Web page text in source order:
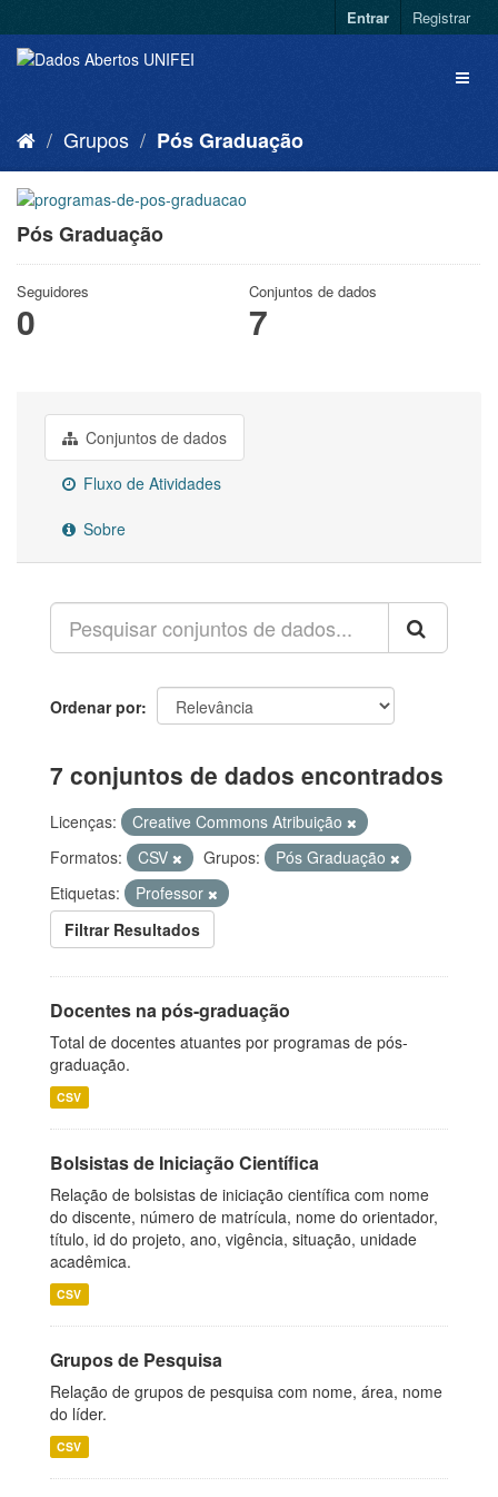
Entrar Registrar
Grupos Pós Graduação
Pós Graduação
Seguidores
0
Conjuntos de dados
7
Conjuntos de dados
Fluxo de Atividades
Sobre
Ordenar por
7 conjuntos de dados encontrados
Licenças:
Creative Commons Atribuição
Formatos:
CSV Grupos:
Pós Graduação
Etiquetas:
Professor
Filtrar Resultados
Docentes na pós-graduação
Total de docentes atuantes por programas de pós-
graduação.
CSV
Bolsistas de Iniciação Científica
Relação de bolsistas de iniciação científica com nome
do discente, número de matrícula, nome do orientador,
título, id do projeto, ano, vigência, situação, unidade
acadêmica.
CSV
Grupos de Pesquisa
Relação de grupos de pesquisa com nome, área, nome
do líder.
CSV